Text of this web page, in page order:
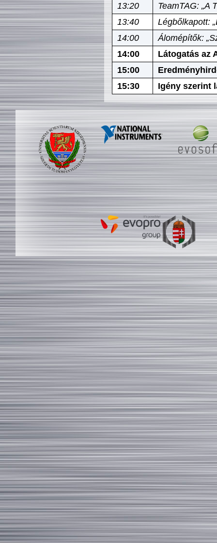
13:20
TeamTAG: „A
13:40
Légbőlkapott:
14:00
Álomépítők:
14:00
Látogatás az
15:00
15:30
Igény szerint